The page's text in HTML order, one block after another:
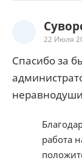
22 Июля
Спасибо за
работа